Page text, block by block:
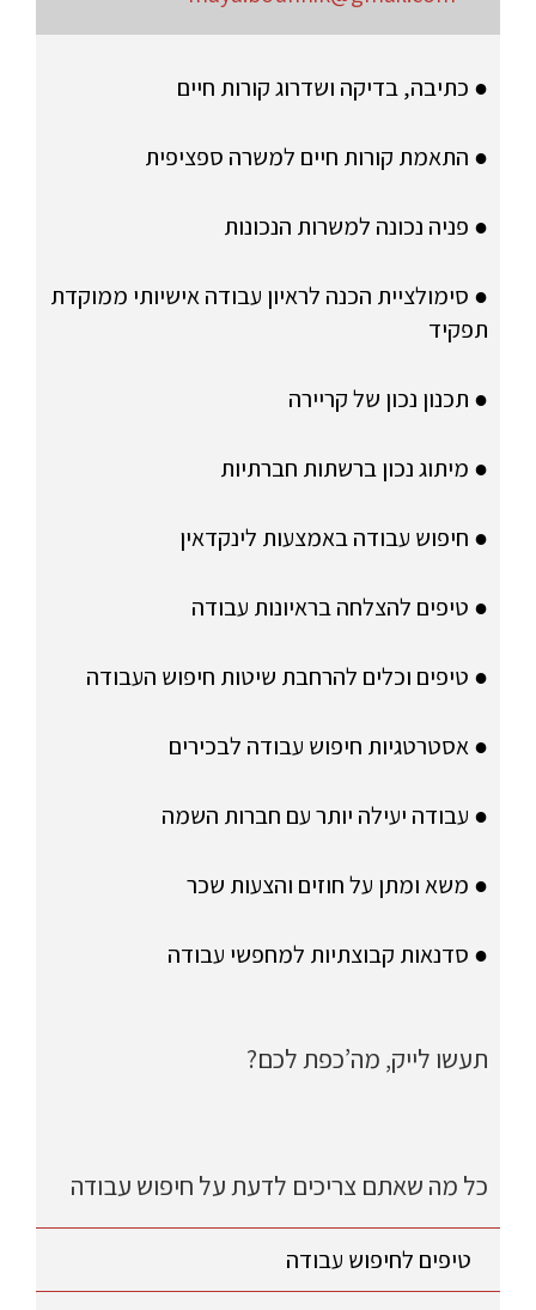
● כתיבה, בדיקה ושדרוג קורות חיים
● התאמת קורות חיים למשרה ספציפית
● פניה נכונה למשרות הנכונות
● סימולציית הכנה לראיון עבודה אישיותי ממוקדת
תפקיד
● תכנון נכון של קריירה
● מיתוג נכון ברשתות חברתיות
● חיפוש עבודה באמצעות לינקדאין
● טיפים להצלחה בראיונות עבודה
● טיפים וכלים להרחבת שיטות חיפוש העבודה
● אסטרטגיות חיפוש עבודה לבכירים
● עבודה יעילה יותר עם חברות השמה
● משא ומתן על חוזים והצעות שכר
● סדנאות קבוצתיות למחפשי עבודה
תעשו לייק, מה’כפת לכם?
כל מה שאתם צריכים לדעת על חיפוש עבודה
טיפים לחיפוש עבודה